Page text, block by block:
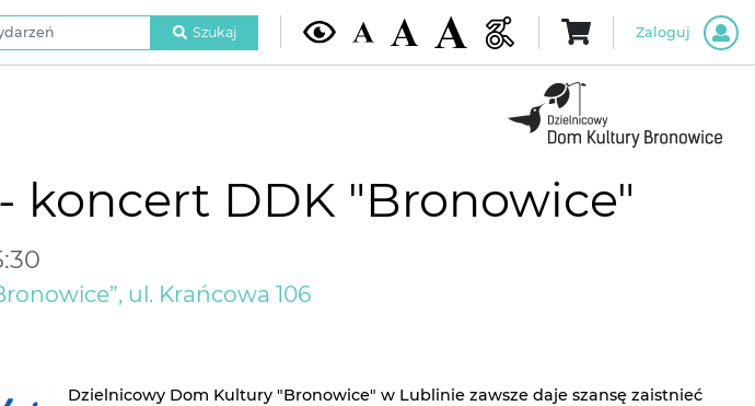
Szukaj Zaloguj
koncert DDK "Bronowice"
ul. Krańcowa 106
Dzielnicowy Dom Kultury "Bronowice" w Lublinie zawsze daje szansę zaistnieć